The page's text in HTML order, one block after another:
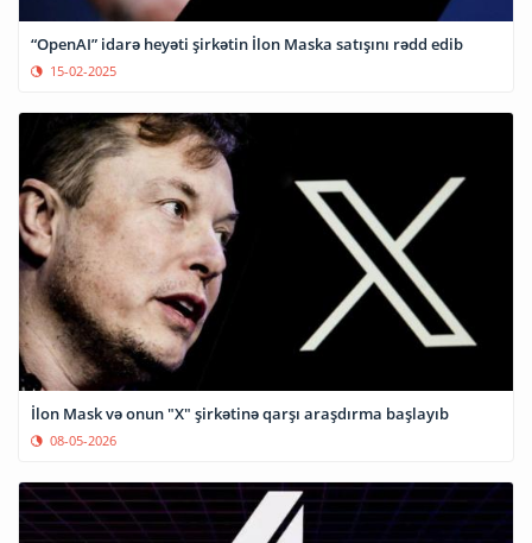
“OpenAI” idarə heyəti şirkətin İlon Maska satışını rədd edib
15-02-2025
İlon Mask və onun "X" şirkətinə qarşı araşdırma başlayıb
08-05-2026